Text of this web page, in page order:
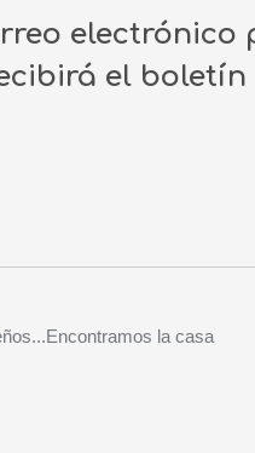
electrónico
el boletín
la casa